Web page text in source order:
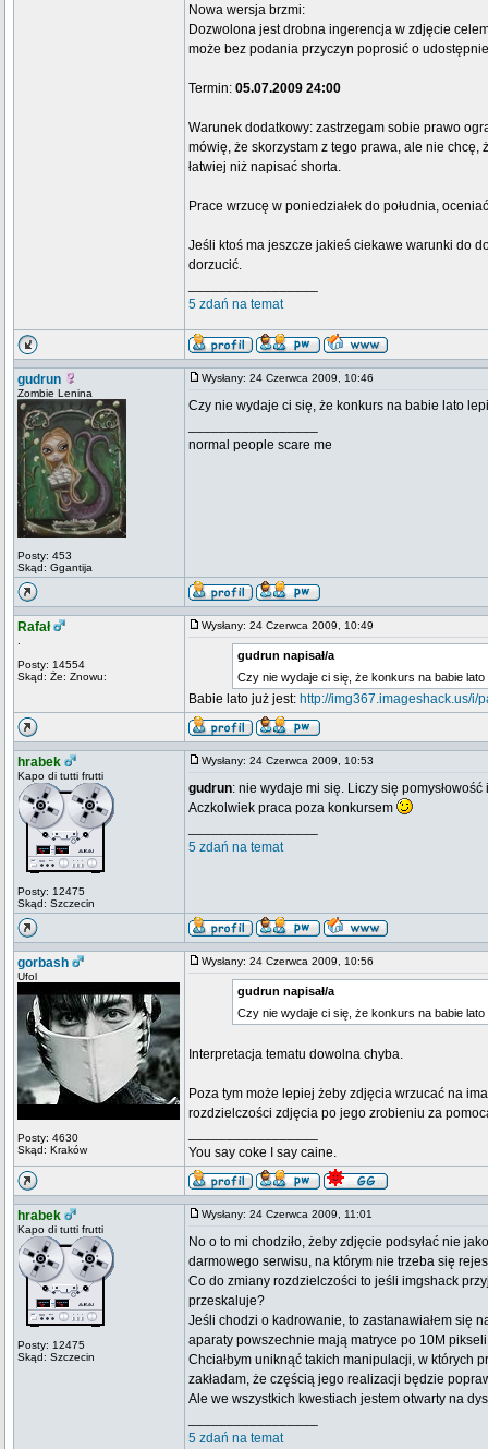
Nowa wersja brzmi:
Dozwolona jest drobna ingerencja w zdjęcie
może bez podania przyczyn poprosić o
Termin: 05.07.2009 24:00
Warunek dodatkowy: zastrzegam sobie prawo
mówię, że skorzystam z tego prawa, ale nie chcę,
łatwiej niż napisać shorta.
Prace wrzucę w poniedziałek do południa,
Jeśli ktoś ma jeszcze jakieś ciekawe warunki do
dorzucić.
5 zdań na temat
gudrun
Zombie Lenina
Posty: 453
Skąd: Ggantija
Wysłany: 24 Czerwca 2009, 10:46
Czy nie wydaje ci się, że konkurs na babie lato
normal people scare me
Rafał
Posty: 14554
Skąd: Że: Znowu:
Wysłany: 24 Czerwca 2009, 10:49
gudrun napisał/a
Czy nie wydaje ci się, że konkurs na babie lato
Babie lato już jest: http://img367.imageshack.us/i/
hrabek
Kapo di tutti frutti
Posty: 12475
Skąd: Szczecin
Wysłany: 24 Czerwca 2009, 10:53
gudrun: nie wydaje mi się. Liczy się
Aczkolwiek praca poza konkursem
5 zdań na temat
gorbash
Ufol
Posty: 4630
Skąd: Kraków
Wysłany: 24 Czerwca 2009, 10:56
gudrun napisał/a
Czy nie wydaje ci się, że konkurs na babie lato
Interpretacja tematu dowolna chyba.
Poza tym może lepiej żeby zdjęcia wrzucać na
rozdzielczości zdjęcia po jego zrobieniu za
You say coke I say caine.
hrabek
Kapo di tutti frutti
Posty: 12475
Skąd: Szczecin
Wysłany: 24 Czerwca 2009, 11:01
No o to mi chodziło, żeby zdjęcie podsyłać nie
darmowego serwisu, na którym nie trzeba się
Co do zmiany rozdzielczości to jeśli imgshack
przeskaluje?
Jeśli chodzi o kadrowanie, to zastanawiałem się
aparaty powszechnie mają matryce po 10M
Chciałbym uniknąć takich manipulacji, w których
zakładam, że częścią jego realizacji będzie
Ale we wszystkich kwestiach jestem otwarty na
5 zdań na temat